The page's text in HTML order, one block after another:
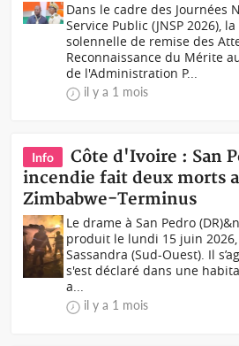
Dans le cadre des Journées
Service Public (JNSP 2026),
solennelle de remise des
Reconnaissance du Mérite
de l'Administration P...
il y a 1 mois
Info
Côte d'Ivoire : San
incendie fait deux morts
Zimbabwe-Terminus
Le drame à San Pedro
produit le lundi 15 juin 2026,
Sassandra (Sud-Ouest). Il
s'est déclaré dans une
a...
il y a 1 mois